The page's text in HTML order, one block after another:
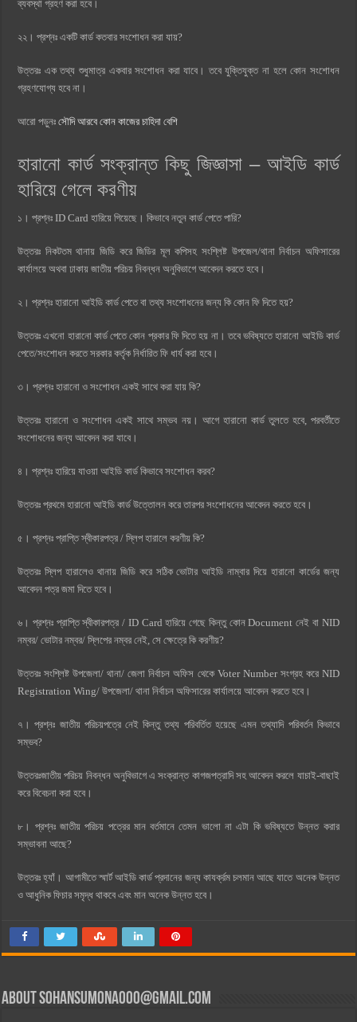
ব্যবস্থা গ্রহণ করা হবে।
২২। প্রশ্নঃ একটি কার্ড কতবার সংশোধন করা যায়?
উত্তরঃ এক তথ্য শুধুমাত্র একবার সংশোধন করা যাবে। তবে যুক্তিযুক্ত না হলে কোন সংশোধন
গ্রহণযোগ্য হবে না।
আরো পড়ুনঃসৌদি আরবে কোন কাজের চাহিদা বেশি
হারানো কার্ড সংক্রান্ত কিছু জিজ্ঞাসা – আইডি কার্ড
হারিয়ে গেলে করণীয়
১। প্রশ্নঃ ID Card হারিয়ে গিয়েছে। কিভাবে নতুন কার্ড পেতে পারি?
উত্তরঃ নিকটতম থানায় জিডি করে জিডির মূল কপিসহ সংশ্লিষ্ট উপজেল/থানা নির্বাচন অফিসারের
কার্যালয়ে অথবা ঢাকায় জাতীয় পরিচয় নিবন্ধন অনুবিভাগে আবেদন করতে হবে।
২। প্রশ্নঃ হারানো আইডি কার্ড পেতে বা তথ্য সংশোধনের জন্য কি কোন ফি দিতে হয়?
উত্তরঃ এখনো হারানো কার্ড পেতে কোন প্রকার ফি দিতে হয় না। তবে ভবিষ্যতে হারানো আইডি কার্ড
পেতে/সংশোধন করতে সরকার কর্তৃক নির্ধারিত ফি ধার্য করা হবে।
৩। প্রশ্নঃ হারানো ও সংশোধন একই সাথে করা যায় কি?
উত্তরঃ হারানো ও সংশোধন একই সাথে সম্ভব নয়। আগে হারানো কার্ড তুলতে হবে, পরবর্তীতে
সংশোধনের জন্য আবেদন করা যাবে।
৪। প্রশ্নঃ হারিয়ে যাওয়া আইডি কার্ড কিভাবে সংশোধন করব?
উত্তরঃ প্রথমে হারানো আইডি কার্ড উত্তোলন করে তারপর সংশোধনের আবেদন করতে হবে।
৫। প্রশ্নঃ প্রাপ্তি স্বীকারপত্র / স্লিপ হারালে করণীয় কি?
উত্তরঃ স্লিপ হারালেও থানায় জিডি করে সঠিক ভোটার আইডি নাম্বার দিয়ে হারানো কার্ডের জন্য
আবেদন পত্র জমা দিতে হবে।
৬। প্রশ্নঃ প্রাপ্তি স্বীকারপত্র / ID Card হারিয়ে গেছে কিন্তু কোন Document নেই বা NID
নম্বর/ ভোটার নম্বর/ স্লিপের নম্বর নেই, সে ক্ষেত্রে কি করণীয়?
উত্তরঃ সংশ্লিষ্ট উপজেলা/ থানা/ জেলা নির্বাচন অফিস থেকে Voter Number সংগ্রহ করে NID
Registration Wing/ উপজেলা/ থানা নির্বাচন অফিসারের কার্যালয়ে আবেদন করতে হবে।
৭। প্রশ্নঃ জাতীয় পরিচয়পত্রে নেই কিন্তু তথ্য পরিবর্তিত হয়েছে এমন তথ্যাদি পরিবর্তন কিভাবে
সম্ভব?
উত্তরঃজাতীয় পরিচয় নিবন্ধন অনুবিভাগে এ সংক্রান্ত কাগজপত্রাদি সহ আবেদন করলে যাচাই-বাছাই
করে বিবেচনা করা হবে।
৮। প্রশ্নঃ জাতীয় পরিচয় পত্রের মান বর্তমানে তেমন ভালো না এটা কি ভবিষ্যতে উন্নত করার
সম্ভাবনা আছে?
উত্তরঃ হ্যাঁ। আগামীতে স্মার্ট আইডি কার্ড প্রদানের জন্য কাযর্ক্রম চলমান আছে যাতে অনেক উন্নত
ও আধুনিক ফিচার সমৃদ্ধ থাকবে এবং মান অনেক উন্নত হবে।
Aboutsohansumona000@gmail.com